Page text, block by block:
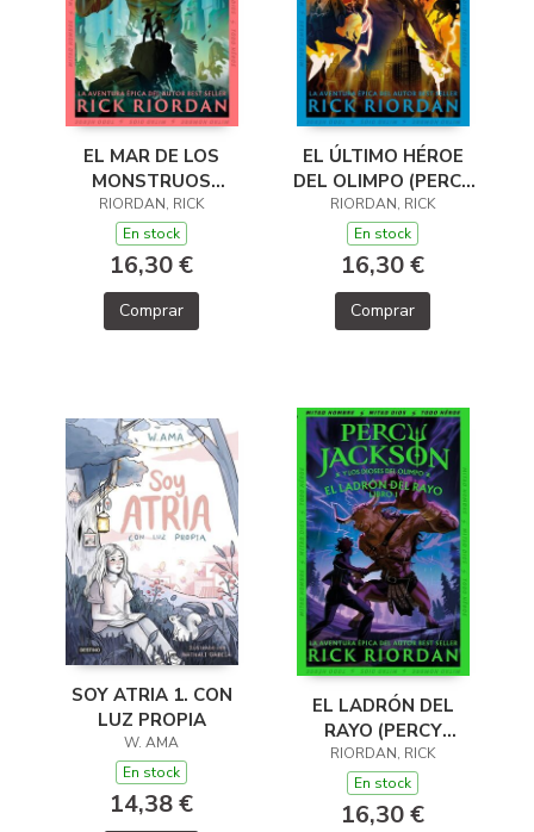
EL MAR DE LOS
MONSTRUOS
(PERCY JACKSON Y
LOS DIOSES DEL
OLIMPO 2)
RIORDAN, RICK
En stock
16,30 €
Comprar
EL ÚLTIMO HÉROE
DEL OLIMPO (PERCY
JACKSON Y LOS
DIOSES DEL OLIMPO
5)
RIORDAN, RICK
En stock
16,30 €
Comprar
SOY ATRIA 1. CON
LUZ PROPIA
W. AMA
En stock
14,38 €
EL LADRÓN DEL
RAYO (PERCY
JACKSON Y LOS
DIOSES DEL OLIMPO
1)
RIORDAN, RICK
En stock
16,30 €